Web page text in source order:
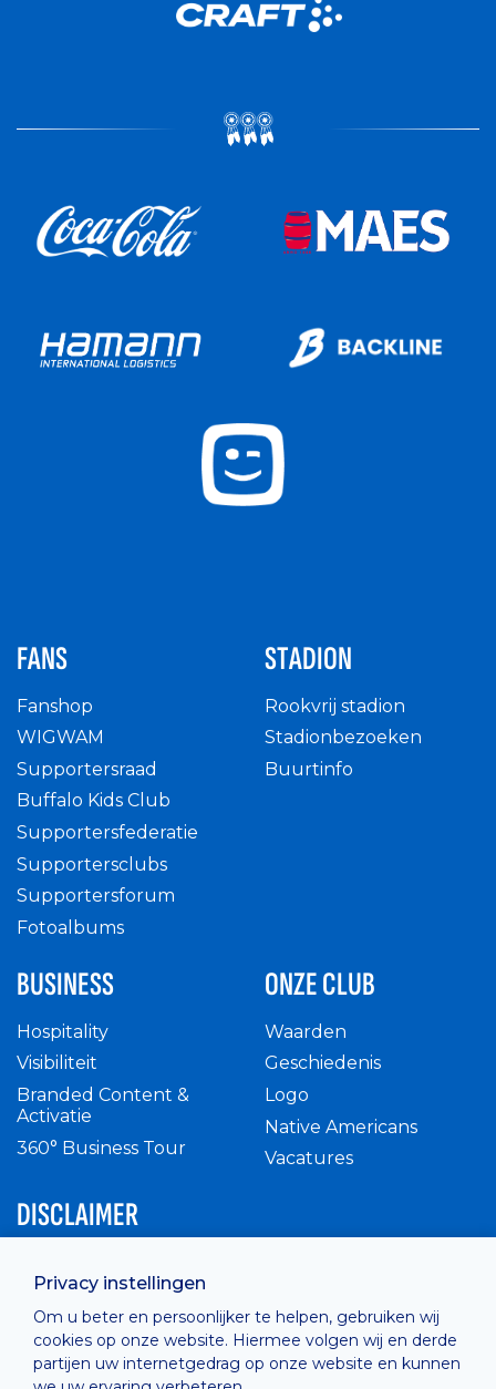
Privacy instellingen
Om u beter en persoonlijker te helpen, gebruiken wij
cookies op onze website. Hiermee volgen wij en derde
partijen uw internetgedrag op onze website en kunnen
FANS
Fanshop
WIGWAM
Supportersraad
Buffalo Kids Club
Supportersfederatie
Supportersclubs
Supportersforum
Fotoalbums
STADION
Rookvrij stadion
Stadionbezoeken
Buurtinfo
BUSINESS
Hospitality
Visibiliteit
Branded Content &
Activatie
360° Business Tour
ONZE CLUB
Waarden
Geschiedenis
Logo
Native Americans
Vacatures
DISCLAIMER
Privacy Policy
Cashless
verkoopsvoorwaarden
Cookie Policy